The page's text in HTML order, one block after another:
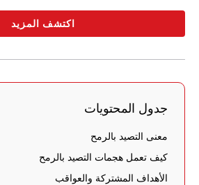
اكتشف المزيد
جدول المحتويات
معنى التصيد بالرمح
كيف تعمل هجمات التصيد بالرمح
الأهداف المشتركة والعواقب